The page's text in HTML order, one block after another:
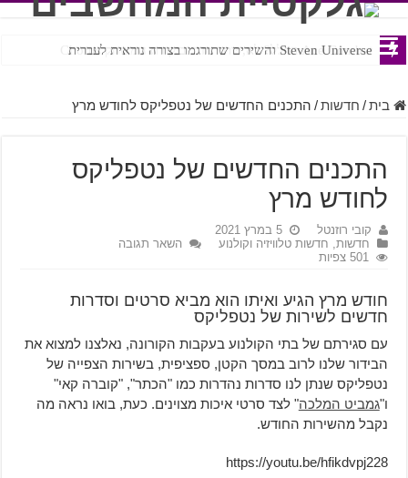
Ace Combat בחלל? לא, יותר מזה. ביקורת המשחק Chorus
Steven Universe והשירים שתורגמו בצורה נוראית לעברית
בית / חדשות / התכנים החדשים של נטפליקס לחודש מרץ
התכנים החדשים של נטפליקס
לחודש מרץ
קובי רוזנטל
5 במרץ 2021
חדשות, חדשות טלוויזיה וקולנוע
השאר תגובה
501 צפיות
חודש מרץ הגיע ואיתו הוא מביא סרטים וסדרות
חדשים לשירות של נטפליקס
עם סגירתם של בתי הקולנוע בעקבות הקורונה, נאלצנו למצוא את
הבידור שלנו לרוב במסך הקטן, ספציפית, בשירות הצפייה של
נטפליקס שנתן לנו סדרות נהדרות כמו "הכתר", "קוברה קאי"
ו"גמביט המלכה" לצד סרטי איכות מצוינים. כעת, בואו נראה מה
נקבל מהשירות החודש.
https://youtu.be/hfikdvpj228